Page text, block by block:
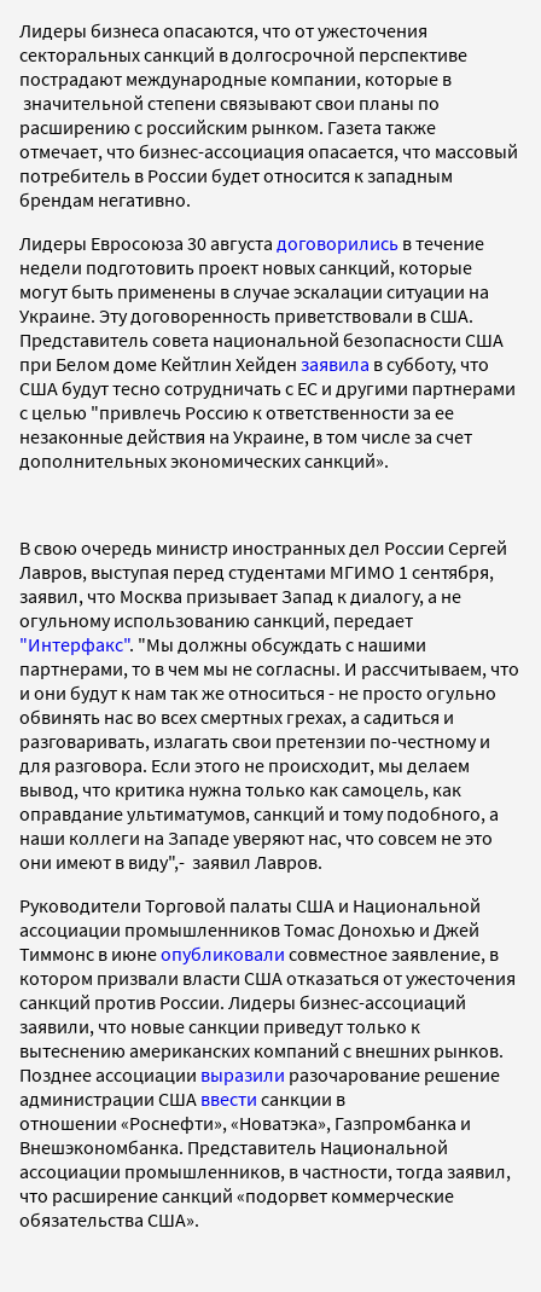
Лидеры бизнеса опасаются, что от ужесточения
секторальных санкций в долгосрочной перспективе
пострадают международные компании, которые в
значительной степени связывают свои планы по
расширению с российским рынком. Газета также
отмечает, что бизнес-ассоциация опасается, что массовый
потребитель в России будет относится к западным
брендам негативно.
Лидеры Евросоюза 30 августа договорились в течение
недели подготовить проект новых санкций, которые
могут быть применены в случае эскалации ситуации на
Украине. Эту договоренность приветствовали в США.
Представитель совета национальной безопасности США
при Белом доме Кейтлин Хейден заявила в субботу, что
США будут тесно сотрудничать с ЕС и другими партнерами
с целью "привлечь Россию к ответственности за ее
незаконные действия на Украине, в том числе за счет
дополнительных экономических санкций».
В свою очередь министр иностранных дел России Сергей
Лавров, выступая перед студентами МГИМО 1 сентября,
заявил, что Москва призывает Запад к диалогу, а не
огульному использованию санкций, передает
"Интерфакс". "Мы должны обсуждать с нашими
партнерами, то в чем мы не согласны. И рассчитываем, что
и они будут к нам так же относиться - не просто огульно
обвинять нас во всех смертных грехах, а садиться и
разговаривать, излагать свои претензии по-честному и
для разговора. Если этого не происходит, мы делаем
вывод, что критика нужна только как самоцель, как
оправдание ультиматумов, санкций и тому подобного, а
наши коллеги на Западе уверяют нас, что совсем не это
они имеют в виду",- заявил Лавров.
Руководители Торговой палаты США и Национальной
ассоциации промышленников Томас Донохью и Джей
Тиммонс в июнеопубликовали совместное заявление, в
котором призвали власти США отказаться от ужесточения
санкций против России. Лидеры бизнес-ассоциаций
заявили, что новые санкции приведут только к
вытеснению американских компаний с внешних рынков.
Позднее ассоциации выразили разочарование решение
администрации США ввести санкции в
отношении «Роснефти», «Новатэка», Газпромбанка и
Внешэкономбанка. Представитель Национальной
ассоциации промышленников, в частности, тогда заявил,
что расширение санкций «подорвет коммерческие
обязательства США».